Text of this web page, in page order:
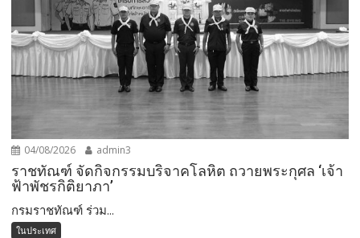
04/08/2026 admin3
ราชทัณฑ์ จัดกิจกรรมบริจาคโลหิต ถวายพระกุศล ‘เจ้า
ฟ้าพัชรกิติยาภา’
กรมราชทัณฑ์ ร่วม...
ในประเทศ